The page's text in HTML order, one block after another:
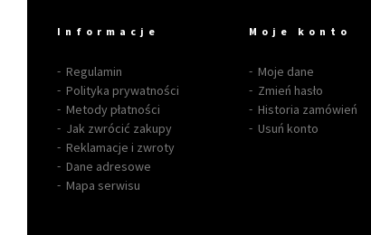
Informacje
Regulamin
Polityka prywatności
Metody płatności
Jak zwrócić zakupy
Reklamacje i zwroty
Dane adresowe
Mapa serwisu
Moje konto
Moje dane
Zmień hasło
Historia zamówień
Usuń konto